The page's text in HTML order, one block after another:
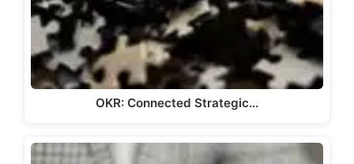
OKR: Connected Strategic…